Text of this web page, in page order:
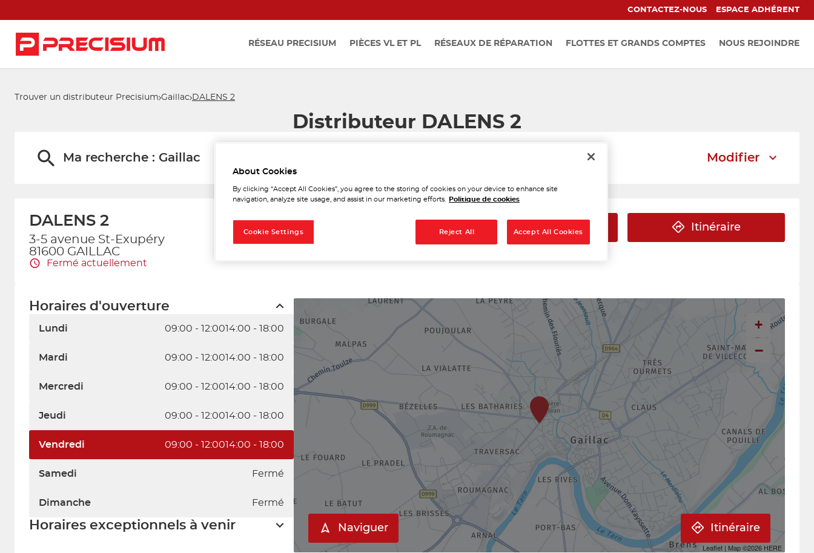
CONTACTEZ-NOUS ESPACE ADHÉRENT
RÉSEAU PRECISIUM PIÈCES VL ET PL RÉSEAUX DE RÉPARATION FLOTTES ET GRANDS COMPTES NOUS REJOINDRE
Trouver un distributeur Precisium Gaillac DALENS 2
Distributeur DALENS 2
Ma recherche : Gaillac Modifier
DALENS 2
3-5 avenue St-Exupéry
81600 GAILLAC
Fermé actuellement
Téléphone Itinéraire
Horaires d'ouverture
Lundi 09:00 - 12:0014:00 - 18:00
Mardi 09:00 - 12:0014:00 - 18:00
Mercredi 09:00 - 12:0014:00 - 18:00
Jeudi 09:00 - 12:0014:00 - 18:00
Vendredi 09:00 - 12:0014:00 - 18:00
Samedi Fermé
Dimanche Fermé
Horaires exceptionnels à venir
+
−
Leaflet | Map ©2026 HERE
Naviguer Itinéraire
About Cookies
By clicking “Accept All Cookies”, you agree to the storing of cookies on your device to enhance site
navigation, analyze site usage, and assist in our marketing efforts.
Politique de cookies
Reject All Accept All Cookies
Cookie Settings